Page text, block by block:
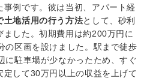
例です。彼は当初、アパート経
土地活用の行う方法として、砂利
した。初期費用は約200万円に
の区画を設けました。駅まで徒歩
に駐車場が少なかったため、すぐ
して30万円以上の収益を上げて